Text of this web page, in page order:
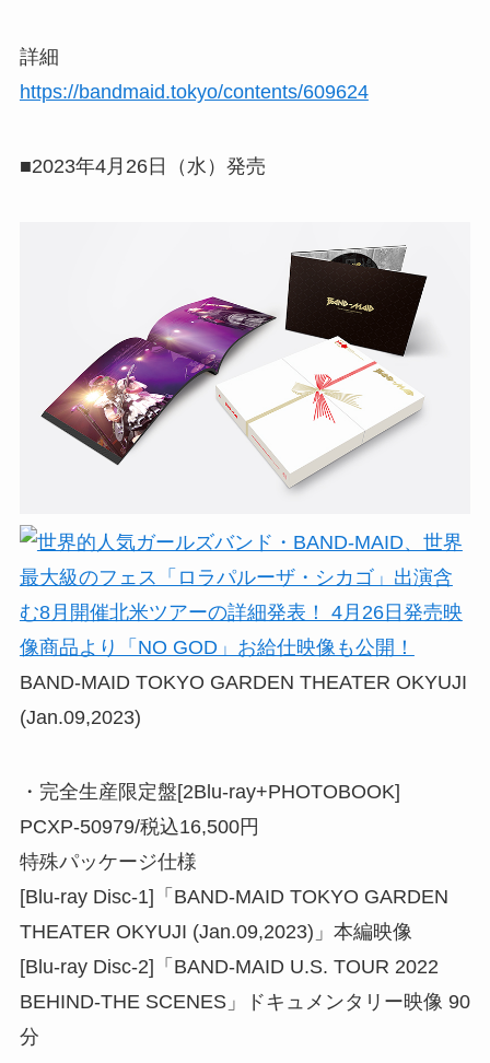
詳細
https://bandmaid.tokyo/contents/609624
■2023年4月26日（水）発売
BAND-MAID TOKYO GARDEN THEATER OKYUJI
(Jan.09,2023)
・完全生産限定盤[2Blu-ray+PHOTOBOOK]
PCXP-50979/税込16,500円
特殊パッケージ仕様
[Blu-ray Disc-1]「BAND-MAID TOKYO GARDEN
THEATER OKYUJI (Jan.09,2023)」本編映像
[Blu-ray Disc-2]「BAND-MAID U.S. TOUR 2022
BEHIND-THE SCENES」ドキュメンタリー映像 90
分